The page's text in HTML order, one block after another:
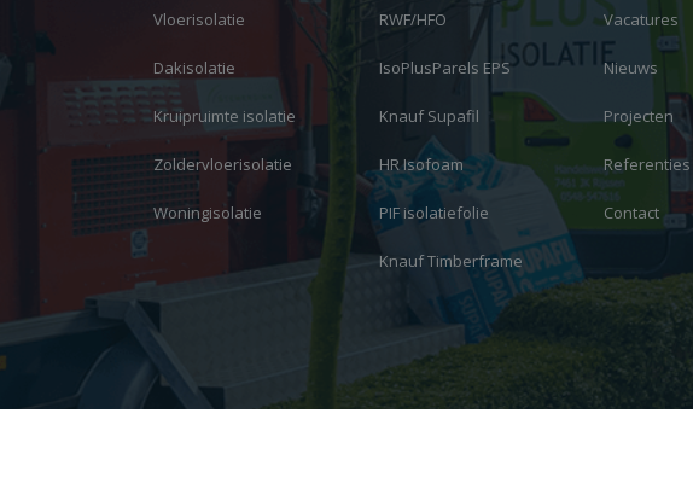
Vloerisolatie
Dakisolatie
Kruipruimte isolatie
Zoldervloerisolatie
Woningisolatie
RWF/HFO
IsoPlusParels EPS
Knauf Supafil
HR Isofoam
PIF isolatiefolie
Knauf Timberframe
Vacatures
Nieuws
Projecten
Referenties
Contact